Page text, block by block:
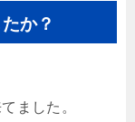
か？
ました。